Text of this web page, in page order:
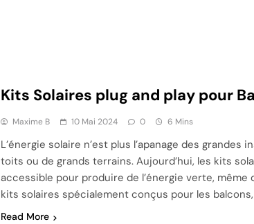
Kits Solaires plug and play pour
Maxime B 10 Mai 2024 0 6 Mins
L’énergie solaire n’est plus l’apanage des
toits ou de grands terrains. Aujourd’hui, les kits
accessible pour produire de l’énergie verte,
kits solaires spécialement conçus pour les
Read More